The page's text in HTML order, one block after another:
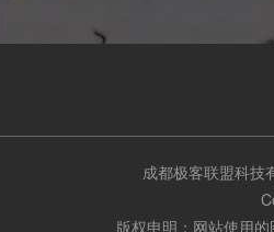
成都极客联盟科技
版权申明：网站使用